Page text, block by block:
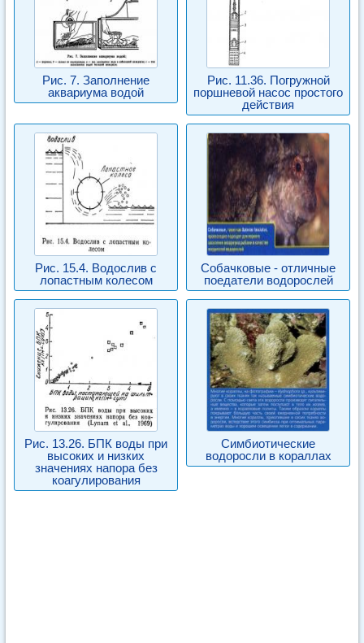
Рис. 7. Заполнение
аквариума водой
Рис. 11.36. Погружной
поршневой насос простого
действия
Рис. 15.4. Водослив с
лопастным колесом
Собачковые - отличные
поедатели водорослей
Рис. 13.26. БПК воды при
высоких и низких
значениях напора без
коагулирования
Симбиотические
водоросли в кораллах